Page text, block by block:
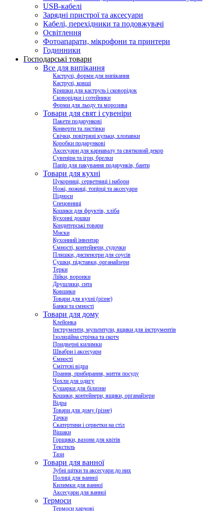
USB-кабелі
Зарядні пристрої та аксесуари
Кабелі, перехідники та подовжувачі
Освітлення
Фотоапарати, мікрофони та принтери
Годинники
Господарські товари
Все для випікання
Каструлі, форми для випікання
Каструлі, ковші
Кришки для каструль і сковорідок
Сковорідки і сотейники
Форми для льоду та морозива
Товари для свят і сувеніри
Пакети подарункові
Конверти та листівки
Свічки, повітряні кульки, хлопавки
Коробки подарункові
Аксесуари для карнавалу та святковий декор
Сувеніри та ігри, брелки
Папір для пакування подарунків, банти
Товари для кухні
Цукорниці, серветниці і набори
Ножі, ножиці, топірці та аксесуари
Підноси
Спецовниці
Кошики для фруктів, хліба
Кухонні дошки
Кондитерські товари
Миски
Кухонний інвентар
Ємності, контейнери, судочки
Пляшки, диспенсери для соусів
Сушки, підставки, органайзери
Терки
Лійки, воронки
Друшляки, сита
Ковшики
Товари для кухні (різне)
Банки та ємності
Товари для дому
Клейонка
Інструменти, мультитули, ящики для інструментів
Ізоляційна стрічка та скотч
Придверні килимки
Швабри і аксесуари
Ємності
Сміттєві відра
Прання, прибирання, миття посуду
Чохли для одягу
Сушарки для білизни
Кошики, контейнери, ящики, органайзери
Відра
Товари для дому (різне)
Тачки
Скатертини і серветки на стіл
Вішаки
Горщики, вазони для квітів
Текстиль
Тази
Товари для ванної
Зубні щітки та аксесуари до них
Полиці для ванної
Килимки для ванної
Аксесуари для ванної
Термоси
Термоси харчові